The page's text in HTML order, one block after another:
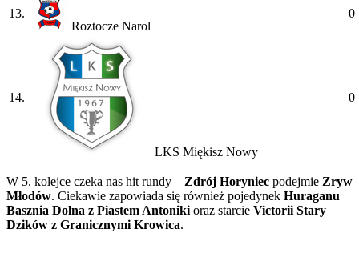
13.
Roztocze Narol
0
14.
LKS Miękisz Nowy
0
W 5. kolejce czeka nas hit rundy – Zdrój Horyniec podejmie Zryw
Młodów. Ciekawie zapowiada się również pojedynek Huraganu
Basznia Dolna z Piastem Antoniki oraz starcie Victorii Stary
Dzików z Granicznymi Krowica.